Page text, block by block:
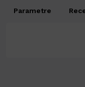
Parametre